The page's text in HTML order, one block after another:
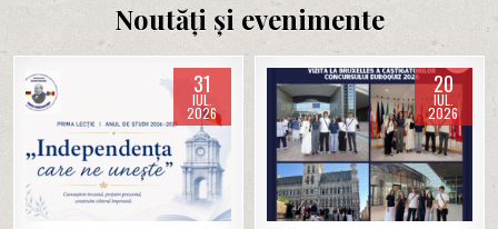
Noutăți și evenimente
31
IUL.
2026
Posted
in
20
IUL.
2026
Posted
in